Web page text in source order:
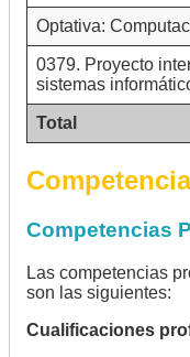
Optativa:
0379. Proyecto
sistemas
Total
Competencias
Las competencias
son las siguientes:
Cualificaciones